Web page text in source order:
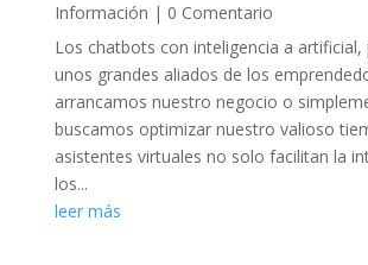
Información | 0 Comentario
Los chatbots con inteligencia a artificial,
unos grandes aliados de los
arrancamos nuestro negocio o
buscamos optimizar nuestro valioso
asistentes virtuales no solo facilitan la
los...
leer más